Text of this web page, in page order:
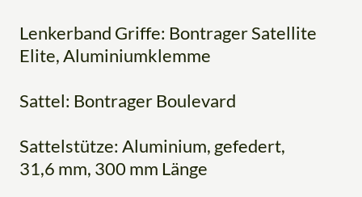
Lenkerband Griffe: Bontrager Satellite
Elite, Aluminiumklemme
Sattel: Bontrager Boulevard
Sattelstütze: Aluminium, gefedert,
31,6 mm, 300 mm Länge